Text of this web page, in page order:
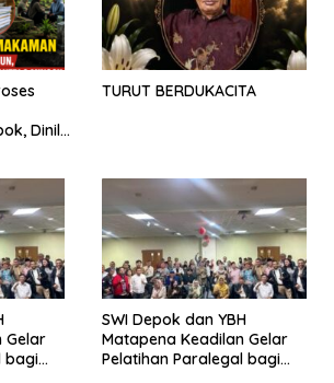
Dinilai
TURUT BERDUKACITA
Gelar
bagi
SWI Depok dan YBH
Matapena Keadilan Gelar
Pelatihan Paralegal bagi